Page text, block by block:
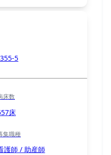
5
床数
床
集職種
護師 / 助産師